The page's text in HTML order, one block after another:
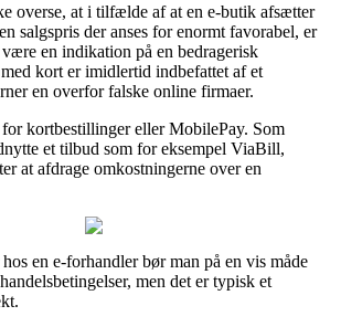
overse, at i tilfælde af at en e-butik afsætter
salgspris der anses for enormt favorabel, er
en indikation på en bedragerisk
kort er imidlertid indbefattet af et
en overfor falske online firmaer.
kortbestillinger eller MobilePay. Som
et tilbud som for eksempel ViaBill,
at afdrage omkostningerne over en
en e-forhandler bør man på en vis måde
men det er typisk et